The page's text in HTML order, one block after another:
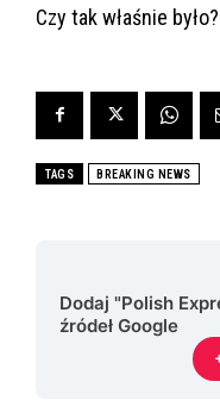
Czy tak właśnie było?
TAGS BREAKING NEWS
Dodaj "Polish
źródeł Google